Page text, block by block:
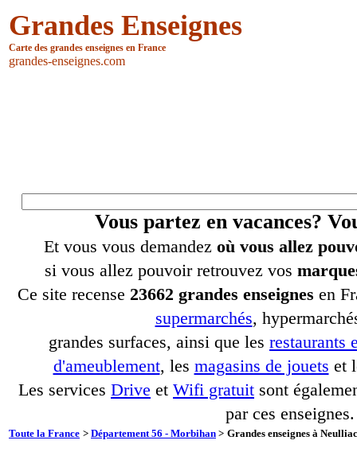
Grandes Enseignes
Carte des grandes enseignes en France
grandes-enseignes.com
Vous partez en vacances?
Et vous vous demandez où vous allez
si vous allez pouvoir retrouvez vos
Ce site recense 23662 grandes enseignes en
supermarchés,
grandes surfaces, ainsi que les restaurants
d'ameublement, les magasins de jouets et
Les services Drive et Wifi gratuit sont
par ces enseignes.
Toute la France > Département 56 - Morbihan > Grandes enseignes à